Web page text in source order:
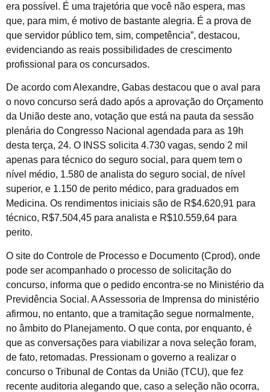
era possível. É uma trajetória que você não espera, mas
que, para mim, é motivo de bastante alegria. É a prova de
que servidor público tem, sim, competência”, destacou,
evidenciando as reais possibilidades de crescimento
profissional para os concursados.
De acordo com Alexandre, Gabas destacou que o aval para
o novo concurso será dado após a aprovação do Orçamento
da União deste ano, votação que está na pauta da sessão
plenária do Congresso Nacional agendada para as 19h
desta terça, 24. O INSS solicita 4.730 vagas, sendo 2 mil
apenas para técnico do seguro social, para quem tem o
nível médio, 1.580 de analista do seguro social, de nível
superior, e 1.150 de perito médico, para graduados em
Medicina. Os rendimentos iniciais são de R$4.620,91 para
técnico, R$7.504,45 para analista e R$10.559,64 para
perito.
O site do Controle de Processo e Documento (Cprod), onde
pode ser acompanhado o processo de solicitação do
concurso, informa que o pedido encontra-se no Ministério da
Previdência Social. A Assessoria de Imprensa do ministério
afirmou, no entanto, que a tramitação segue normalmente,
no âmbito do Planejamento. O que conta, por enquanto, é
que as conversações para viabilizar a nova seleção foram,
de fato, retomadas. Pressionam o governo a realizar o
concurso o Tribunal de Contas da União (TCU), que fez
recente auditoria alegando que, caso a seleção não ocorra,